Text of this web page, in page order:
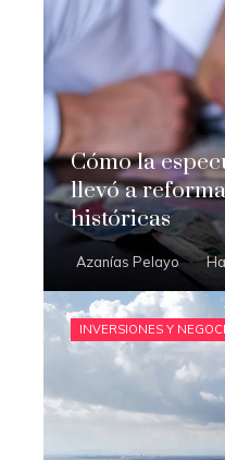
Cómo la
llevó a
históricas
Azanías Pelayo
INVERSIONES Y